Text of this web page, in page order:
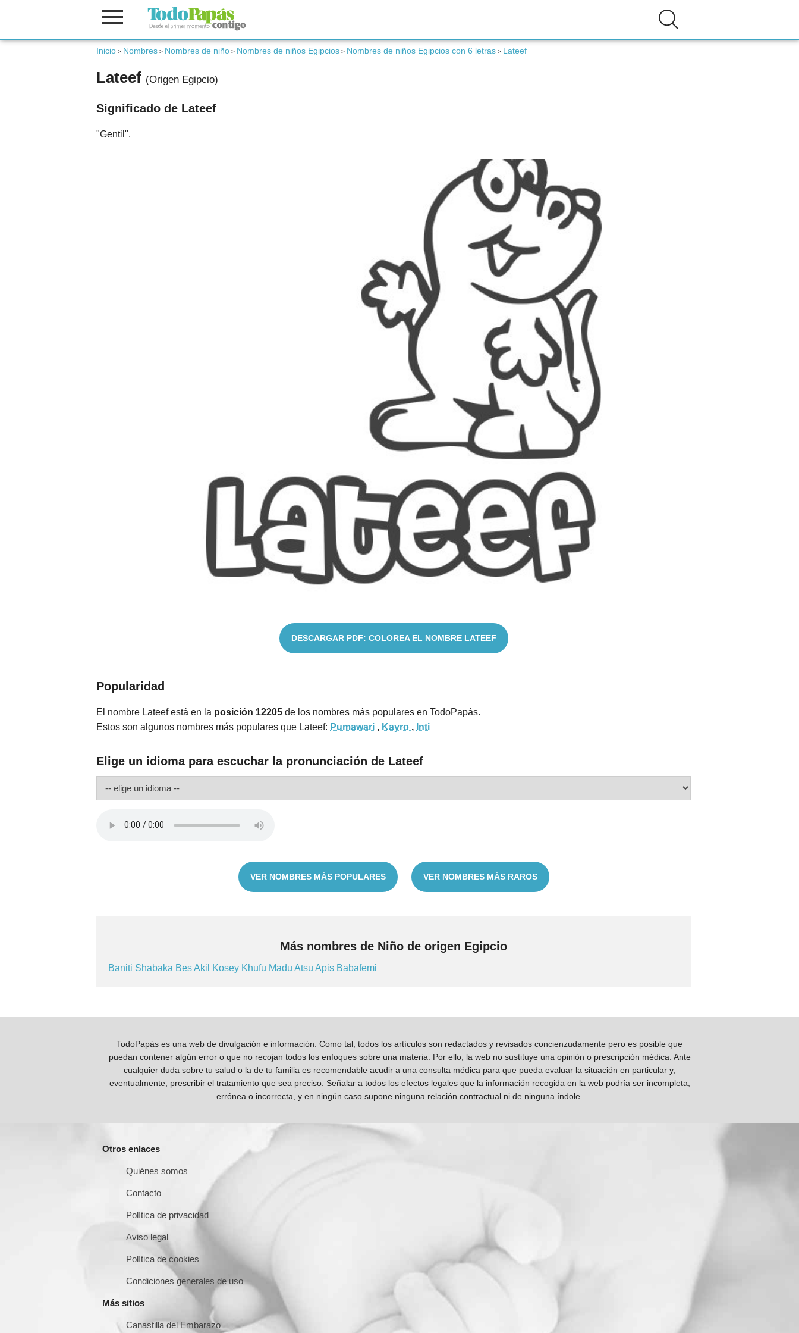
Inicio > Nombres > Nombres de niño > Nombres de niños Egipcios > Nombres de niños Egipcios con 6 letras > Lateef
Lateef (Origen Egipcio)
Significado de Lateef
"Gentil".
DESCARGAR PDF: COLOREA EL NOMBRE LATEEF
Popularidad
El nombre Lateef está en la posición 12205 de los nombres más populares en TodoPapás.
Estos son algunos nombres más populares que Lateef: Pumawari , Kayro , Inti
Elige un idioma para escuchar la pronunciación de Lateef
VER NOMBRES MÁS POPULARES VER NOMBRES MÁS RAROS
Más nombres de Niño de origen Egipcio
Baniti Shabaka BesAkil Kosey Khufu Madu Atsu Apis Babafemi
TodoPapás es una web de divulgación e información. Como tal, todos los artículos son redactados y revisados concienzudamente pero es posible que
puedan contener algún error o que no recojan todos los enfoques sobre una materia. Por ello, la web no sustituye una opinión o prescripción médica. Ante
cualquier duda sobre tu salud o la de tu familia es recomendable acudir a una consulta médica para que pueda evaluar la situación en particular y,
eventualmente, prescribir el tratamiento que sea preciso. Señalar a todos los efectos legales que la información recogida en la web podría ser incompleta,
errónea o incorrecta, y en ningún caso supone ninguna relación contractual ni de ninguna índole.
Otros enlaces
Quiénes somos
Contacto
Política de privacidad
Aviso legal
Política de cookies
Condiciones generales de uso
Más sitios
Canastilla del Embarazo